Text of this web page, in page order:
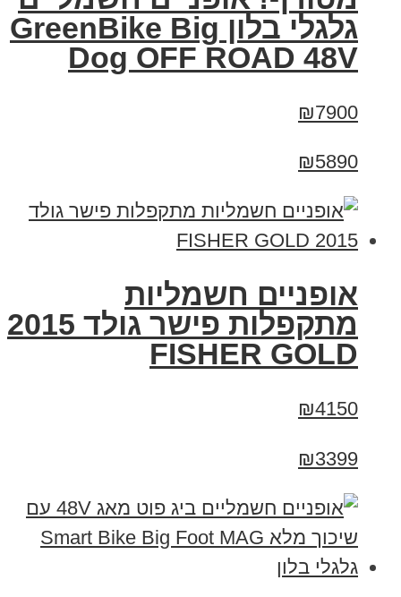
גלגלי בלון GreenBike Big
Dog OFF ROAD 48V
₪7900
₪5890
אופניים חשמליות
מתקפלות פישר גולד 2015
FISHER GOLD
₪4150
₪3399